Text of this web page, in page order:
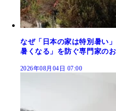
なぜ「日本の家は特別暑い
暑くなる」を防ぐ専門家の
2026年08月04日 07:00